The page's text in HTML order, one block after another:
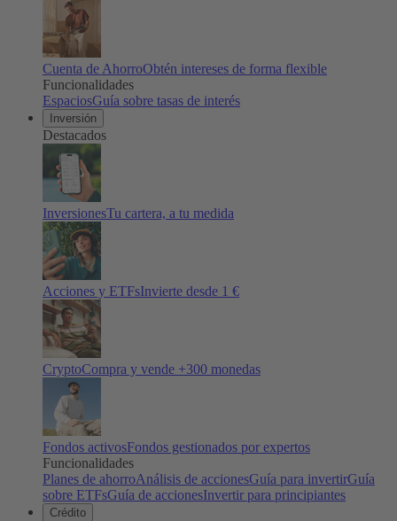
Cuenta de AhorroObtén intereses de forma flexible
Funcionalidades
EspaciosGuía sobre tasas de interés
Inversión
Destacados
InversionesTu cartera, a tu medida
Acciones y ETFsInvierte desde 1 €
CryptoCompra y vende +300 monedas
Fondos activosFondos gestionados por expertos
Funcionalidades
Planes de ahorroAnálisis de accionesGuía para invertirGuía
sobre ETFsGuía de accionesInvertir para principiantes
Crédito